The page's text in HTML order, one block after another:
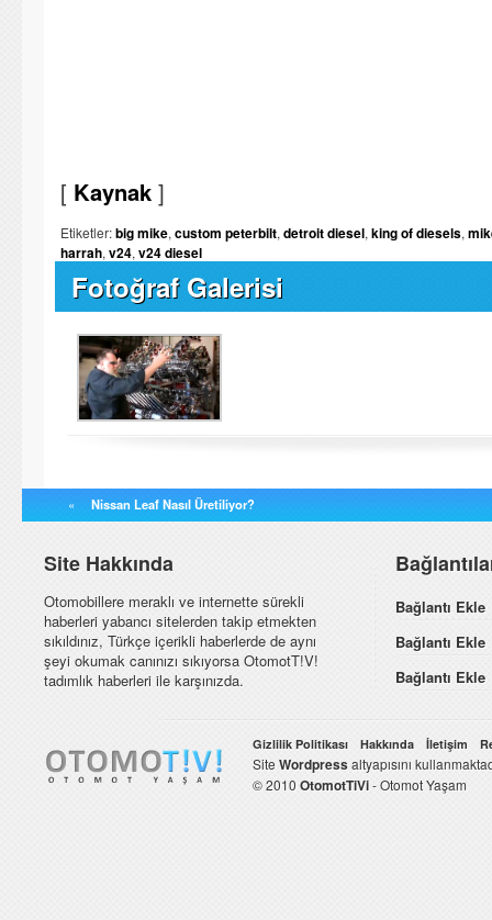
[ Kaynak ]
Etiketler:big mike, custom peterbilt, detroit diesel, king of diesels,
harrah, v24, v24 diesel
Fotoğraf Galerisi
« Nissan Leaf Nasıl Üretiliyor?
Site Hakkında
Otomobillere meraklı ve internette sürekli
haberleri yabancı sitelerden takip etmekten
sıkıldınız, Türkçe içerikli haberlerde de aynı
şeyi okumak canınızı sıkıyorsa OtomotT!V!
tadımlık haberleri ile karşınızda.
Bağlantı Ekle
Bağlantı Ekle
Bağlantı Ekle
Gizlilik Politikası Hakkında İletişim
Site Wordpressaltyapısını
© 2010 OtomotTiVi- Otomot Yaşam